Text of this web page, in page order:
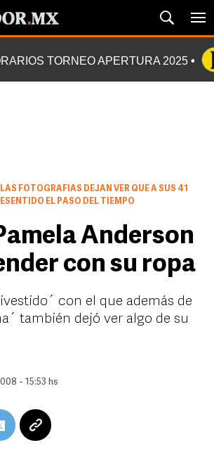
TORNEO APERTURA 2025
LAS FOTOGRAFIAS DEJAN VER QUE A SUS 41
EL PASO DEL TIEMPO
Anderson
con su ropa
con el que además de
también dejó ver algo de su
- 15:53 hs